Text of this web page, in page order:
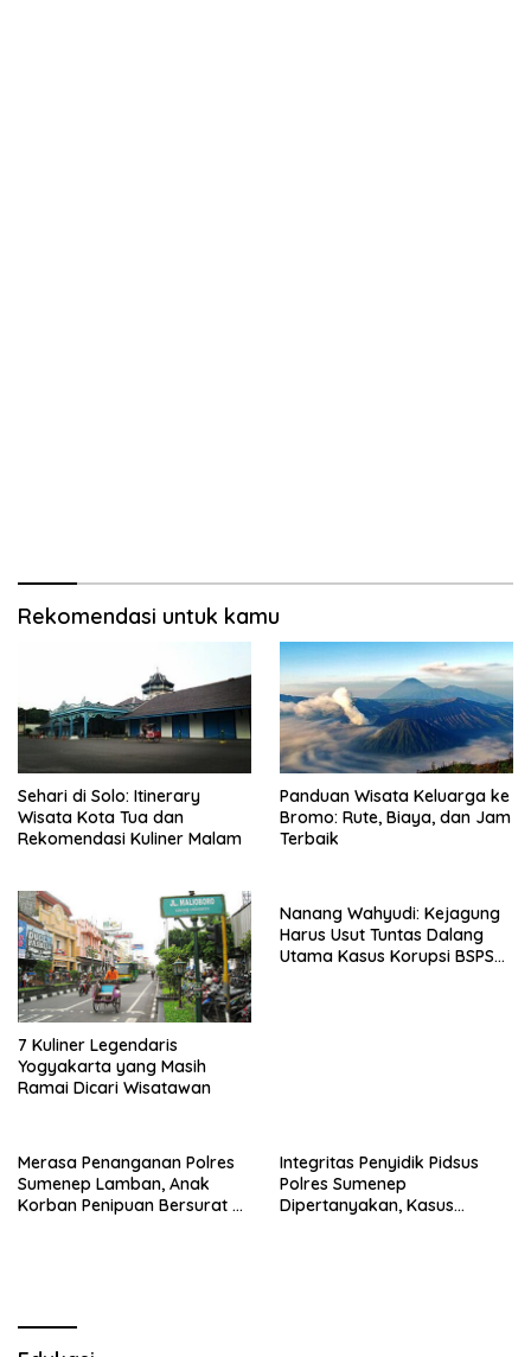
Rekomendasi untuk kamu
Sehari di Solo: Itinerary
Wisata Kota Tua dan
Rekomendasi Kuliner Malam
Panduan Wisata Keluarga ke
Bromo: Rute, Biaya, dan Jam
Terbaik
7 Kuliner Legendaris
Yogyakarta yang Masih
Ramai Dicari Wisatawan
Nanang Wahyudi: Kejagung
Harus Usut Tuntas Dalang
Utama Kasus Korupsi BSPS
Merasa Penanganan Polres
Sumenep Lamban, Anak
Korban Penipuan Bersurat ke
Integritas Penyidik Pidsus
Polres Sumenep
Dipertanyakan, Kasus